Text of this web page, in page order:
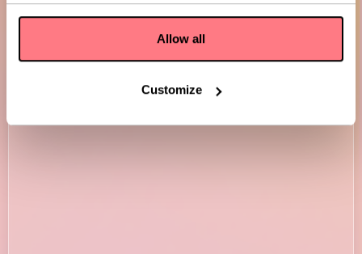
Allow all
Customize